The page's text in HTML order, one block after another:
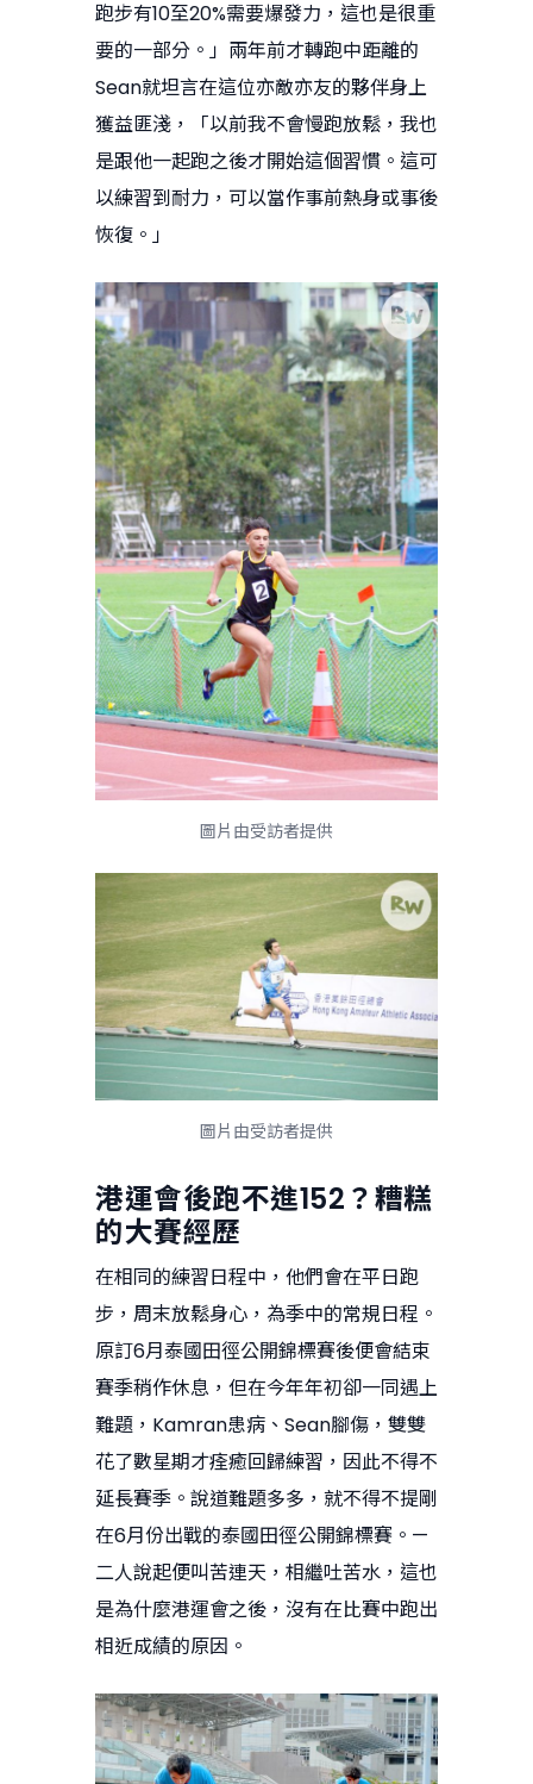
跑步有10至20%需要爆發力，這也是很重
要的一部分。」兩年前才轉跑中距離的
Sean就坦言在這位亦敵亦友的夥伴身上
獲益匪淺，「以前我不會慢跑放鬆，我也
是跟他一起跑之後才開始這個習慣。這可
以練習到耐力，可以當作事前熱身或事後
恢復。」
圖片由受訪者提供
圖片由受訪者提供
港運會後跑不進152 ？糟糕
的大賽經歷
在相同的練習日程中，他們會在平日跑
步，周末放鬆身心，為季中的常規日程。
原訂6月泰國田徑公開錦標賽後便會結束
賽季稍作休息，但在今年年初卻一同遇上
難題，Kamran患病、Sean腳傷，雙雙
花了數星期才痊癒回歸練習，因此不得不
延長賽季。說道難題多多，就不得不提剛
在6月份出戰的泰國田徑公開錦標賽。—
二人說起便叫苦連天，相繼吐苦水，這也
是為什麼港運會之後，沒有在比賽中跑出
相近成績的原因。